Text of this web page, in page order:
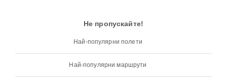
Не пропускайте!
Най-популярни полети
Най-популярни маршрути